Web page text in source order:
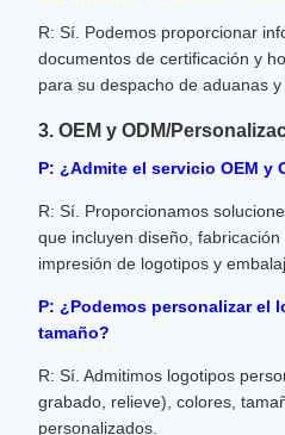
R: Sí. Podemos proporcionar
documentos de certificación y
para su despacho de aduanas
3. OEM y ODM/
P: ¿Admite el servicio OEM y
R: Sí. Proporcionamos
que incluyen diseño, fabricación
impresión de logotipos y
P: ¿Podemos personalizar el
tamaño?
R: Sí. Admitimos logotipos
grabado, relieve), colores,
personalizados.